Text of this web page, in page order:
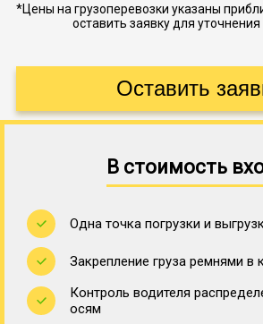
*Цены на грузоперевозки указаны
оставить заявку для уточнения
В стоимость
Одна точка погрузки и
Закрепление груза ремнями в
Контроль водителя
осям